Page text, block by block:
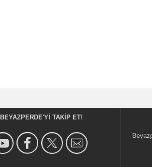
BEYAZPERDE'YI TAKIP ET!